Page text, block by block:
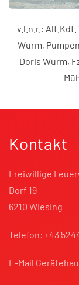
v.l.n.r.:
Wurm,
Doris Wurm,
Kontakt
Freiwillige
Dorf 19
6210 Wiesing
Telefon: +43
E-Mail